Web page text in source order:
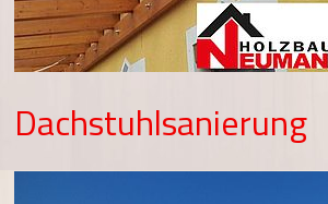
Dachstuhlsanierung